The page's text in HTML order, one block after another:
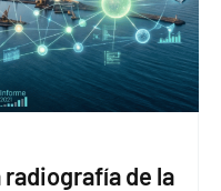
radiografía de la